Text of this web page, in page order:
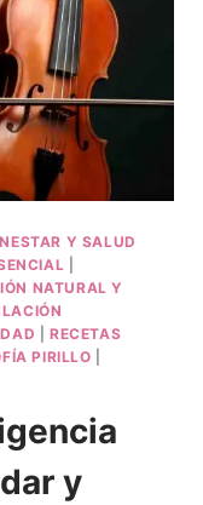
Y SALUD
NATURAL Y
|RECETAS
PIRILLO
y